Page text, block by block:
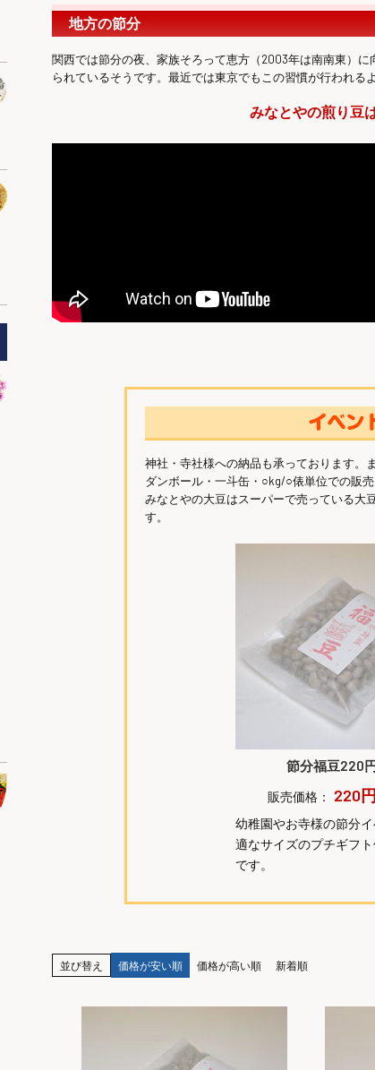
地方の節分
関西では節分の夜、家族そろって恵方（2003年は南南東）
られているそうです。最近では東京でもこの習慣が行われる
みなとやの煎り豆
神社・寺社様への納品も承っております。
ダンボール・一斗缶・○kg/○俵単位での販
みなとやの大豆はスーパーで売っている大
す。
節分福豆220
販売価格： 220円
幼稚園やお寺様の節分
適なサイズのプチギフ
です。
並び替え 価格が安い順 価格が高い順 新着順